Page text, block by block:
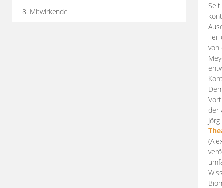
8. Mitwirkende
Teil
von
der